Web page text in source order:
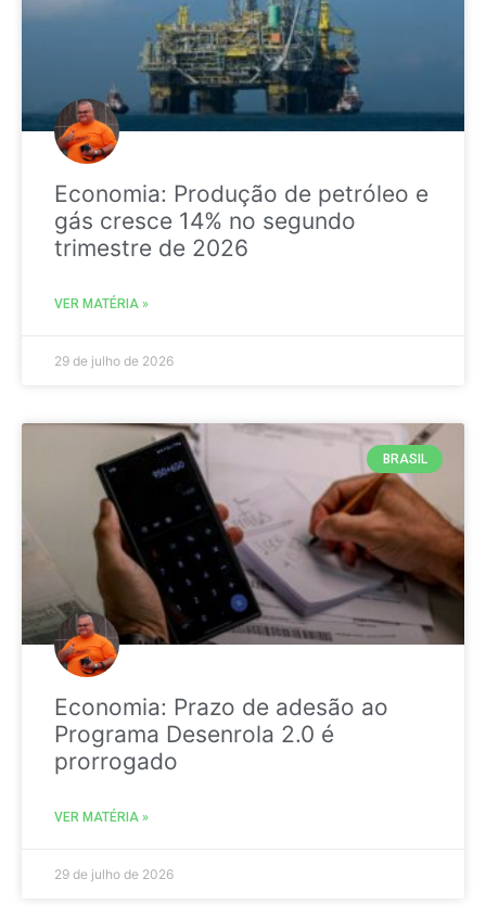
Economia: Produção de petróleo e
gás cresce 14% no segundo
trimestre de 2026
VER MATÉRIA »
29 de julho de 2026
BRASIL
Economia: Prazo de adesão ao
Programa Desenrola 2.0 é
prorrogado
VER MATÉRIA »
29 de julho de 2026